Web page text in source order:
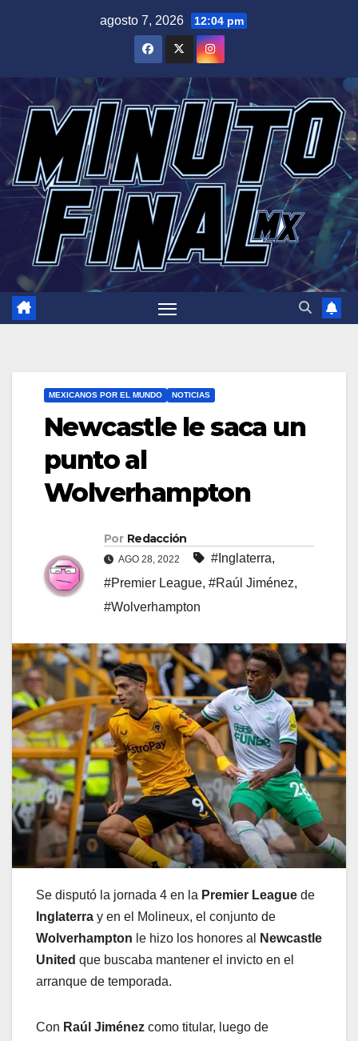
agosto 7, 2026 12:04 pm
MEXICANOS POR EL MUNDO NOTICIAS
Newcastle le saca un
punto al
Wolverhampton
Por Redacción
AGO 28, 2022 #Inglaterra,
#Premier League, #Raúl Jiménez,
#Wolverhampton
Se disputó la jornada 4 en la Premier League de
Inglaterra y en el Molineux, el conjunto de
Wolverhampton le hizo los honores al
Newcastle
United que buscaba mantener el invicto en el
arranque de temporada.
Con Raúl Jiménez como titular, luego de